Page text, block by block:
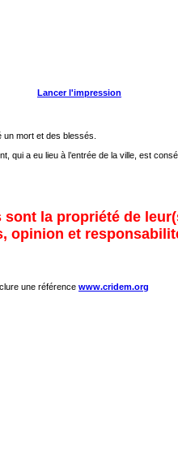
Lancer l'impression
un mort et des blessés.
qui a eu lieu à l’entrée de la ville, est
la propriété de
opinion et
une référence www.cridem.org